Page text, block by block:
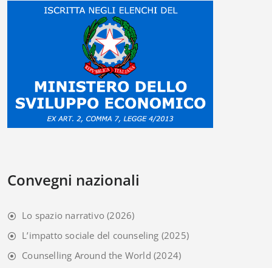
Convegni nazionali
Lo spazio narrativo (2026)
L’impatto sociale del counseling (2025)
Counselling Around the World (2024)